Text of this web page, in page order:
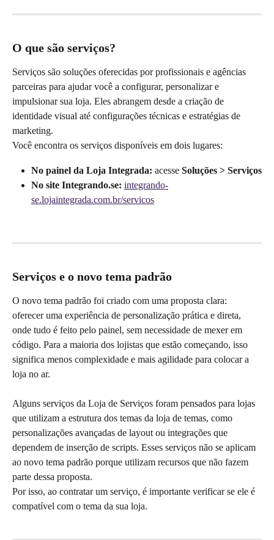
O que são serviços?
Serviços são soluções oferecidas por profissionais e agências
parceiras para ajudar você a configurar, personalizar e
impulsionar sua loja. Eles abrangem desde a criação de
identidade visual até configurações técnicas e estratégias de
marketing.
Você encontra os serviços disponíveis em dois lugares:
No painel da Loja Integrada: acesse Soluções > Serviços
No site Integrando.se: integrando-
se.lojaintegrada.com.br/servicos
Serviços e o novo tema padrão
O novo tema padrão foi criado com uma proposta clara:
oferecer uma experiência de personalização prática e direta,
onde tudo é feito pelo painel, sem necessidade de mexer em
código. Para a maioria dos lojistas que estão começando, isso
significa menos complexidade e mais agilidade para colocar a
loja no ar.
Alguns serviços da Loja de Serviços foram pensados para lojas
que utilizam a estrutura dos temas da loja de temas, como
personalizações avançadas de layout ou integrações que
dependem de inserção de scripts. Esses serviços não se aplicam
ao novo tema padrão porque utilizam recursos que não fazem
parte dessa proposta.
Por isso, ao contratar um serviço, é importante verificar se ele é
compatível com o tema da sua loja.